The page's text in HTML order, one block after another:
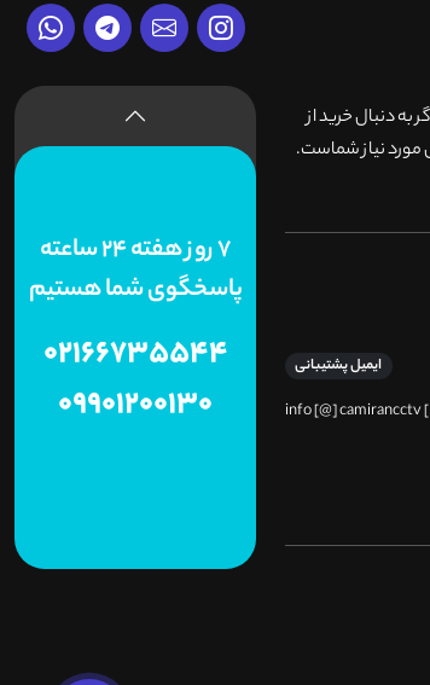
به دنبال خرید از
مورد نیاز شماست.
ایمیل پشتیبانی
info [@] camirancctv
7 روز هفته 24 ساعته
پاسخگوی شما هستیم
02166735544
09901200130